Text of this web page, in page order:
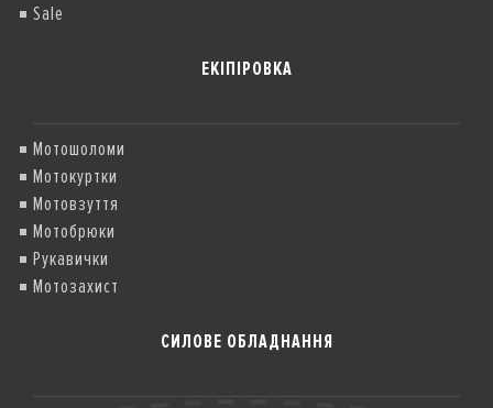
Sale
ЕКІПІРОВКА
Мотошоломи
Мотокуртки
Мотовзуття
Мотобрюки
Рукавички
Мотозахист
СИЛОВЕ ОБЛАДНАННЯ